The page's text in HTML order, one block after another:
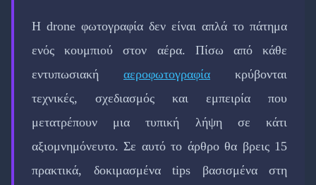
Η drone φωτογραφία δεν είναι απλά το πάτημα
ενός κουμπιού στον αέρα. Πίσω από κάθε
εντυπωσιακή αεροφωτογραφία κρύβονται
τεχνικές, σχεδιασμός και εμπειρία που
μετατρέπουν μια τυπική λήψη σε κάτι
αξιομνημόνευτο. Σε αυτό το άρθρο θα βρεις 15
πρακτικά, δοκιμασμένα tips βασισμένα στη